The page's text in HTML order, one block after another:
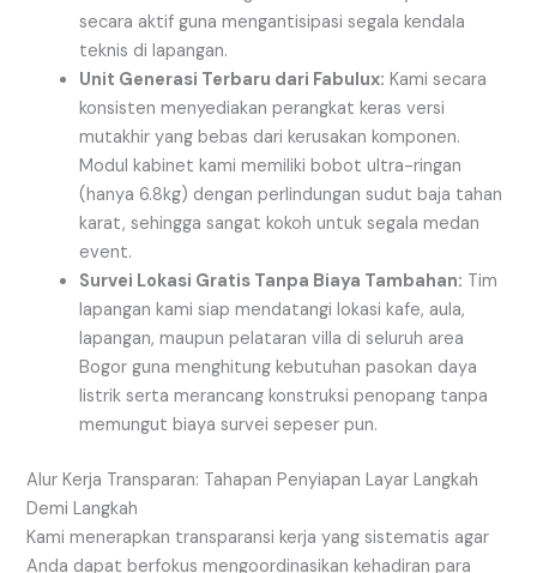
secara aktif guna mengantisipasi segala kendala
teknis di lapangan.
Unit Generasi Terbaru dari Fabulux: Kami secara
konsisten menyediakan perangkat keras versi
mutakhir yang bebas dari kerusakan komponen.
Modul kabinet kami memiliki bobot ultra-ringan
(hanya 6.8kg) dengan perlindungan sudut baja tahan
karat, sehingga sangat kokoh untuk segala medan
event.
Survei Lokasi Gratis Tanpa Biaya Tambahan: Tim
lapangan kami siap mendatangi lokasi kafe, aula,
lapangan, maupun pelataran villa di seluruh area
Bogor guna menghitung kebutuhan pasokan daya
listrik serta merancang konstruksi penopang tanpa
memungut biaya survei sepeser pun.
Alur Kerja Transparan: Tahapan Penyiapan Layar Langkah
Demi Langkah
Kami menerapkan transparansi kerja yang sistematis agar
Anda dapat berfokus mengoordinasikan kehadiran para